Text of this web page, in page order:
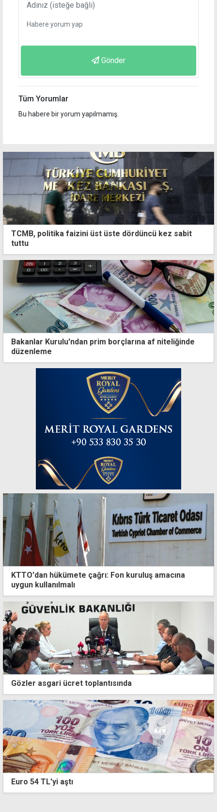
Gönder
Tüm Yorumlar
Bu habere bir yorum yapılmamış.
TCMB, politika faizini üst üste dördüncü kez sabit
tuttu
Bakanlar Kurulu'ndan prim borçlarına af niteliğinde
düzenleme
KTTO'dan hükümete çağrı: Fon kuruluş amacına
uygun kullanılmalı
Gözler asgari ücret toplantısında
Shell, Güney Kıbrıs'taki birimini 720 milyon dolara
satıyor